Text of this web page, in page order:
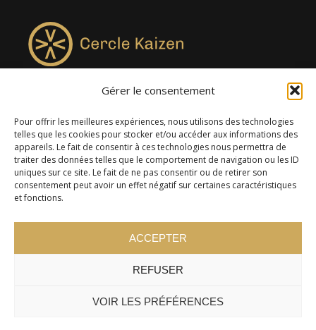
Gérer le consentement
Pour offrir les meilleures expériences, nous utilisons des technologies
telles que les cookies pour stocker et/ou accéder aux informations des
appareils. Le fait de consentir à ces technologies nous permettra de
traiter des données telles que le comportement de navigation ou les ID
uniques sur ce site. Le fait de ne pas consentir ou de retirer son
consentement peut avoir un effet négatif sur certaines caractéristiques
et fonctions.
ACCEPTER
REFUSER
VOIR LES PRÉFÉRENCES
4957, rue Lionel-Groulx, bureau 819, Saint-Augustin-de-
Desmaures QC G3A 0M7
© 2024 Cercle Kaizen. Tous droits réservés -